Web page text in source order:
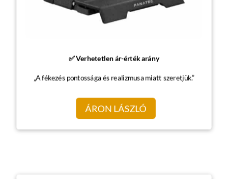
✅ Verhetetlen ár-érték arány
„A fékezés pontossága és realizmusa miatt szeretjük.”
ÁRON LÁSZLÓ